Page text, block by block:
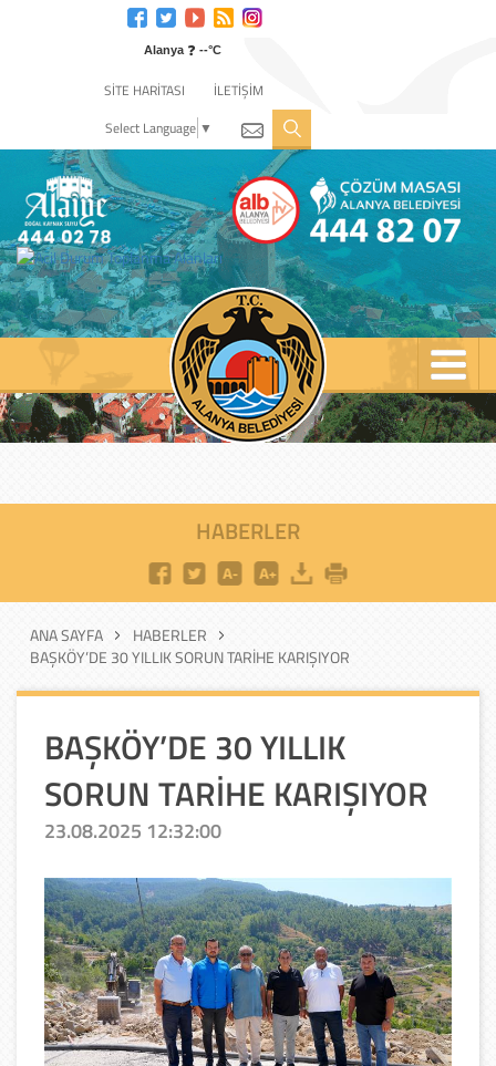
Alanya ❓ --°C
SİTE HARİTASI
İLETİŞİM
Select Language ▼
HABERLER
ANA SAYFA
HABERLER
BAŞKÖY’DE 30 YILLIK SORUN TARİHE KARIŞIYOR
BAŞKÖY’DE 30 YILLIK
SORUN TARİHE KARIŞIYOR
23.08.2025 12:32:00